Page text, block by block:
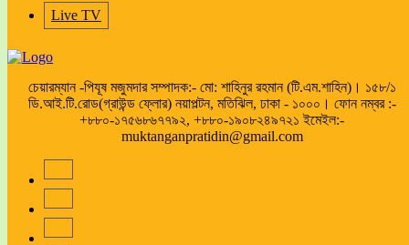
Live TV
চেয়ারম্যান -পিযূষ মজুমদার সম্পাদক:- মো: শাহিনুর রহমান (টি.এম.শাহিন)। ১৫৮/১
ডি.আই.টি.রোড(গ্রাউন্ড ফ্লোর) নয়াপল্টন, মতিঝিল, ঢাকা - ১০০০। ফোন নম্বর :-
+৮৮০-১৭৫৬৮৬৭৭৯২, +৮৮০-১৯০৮২৪৯৭২১ ইমেইল:-
muktanganpratidin@gmail.com